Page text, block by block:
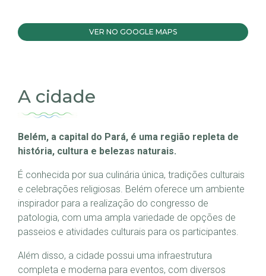
VER NO GOOGLE MAPS
A cidade
Belém, a capital do Pará, é uma região repleta de
história, cultura e belezas naturais.
É conhecida por sua culinária única, tradições culturais
e celebrações religiosas. Belém oferece um ambiente
inspirador para a realização do congresso de
patologia, com uma ampla variedade de opções de
passeios e atividades culturais para os participantes.
Além disso, a cidade possui uma infraestrutura
completa e moderna para eventos, com diversos